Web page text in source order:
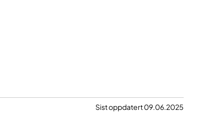
Sist oppdatert 09.06.2025